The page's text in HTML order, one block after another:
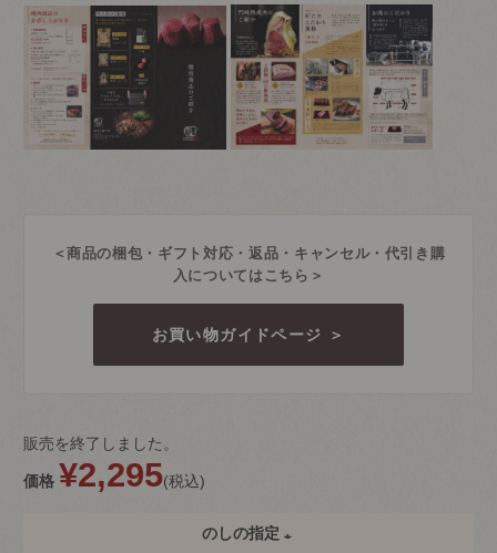
＜商品の梱包・ギフト対応・返品・キャンセル・代引き購
入についてはこちら＞
お買い物ガイドページ ＞
販売を終了しました。
価格 ¥2,295 税込
のしの指定